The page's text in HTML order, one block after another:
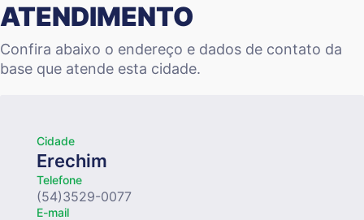
ATENDIMENTO
Confira abaixo o endereço e dados de contato da
base que atende esta cidade.
Cidade
Erechim
Telefone
(54)3529-0077
E-mail